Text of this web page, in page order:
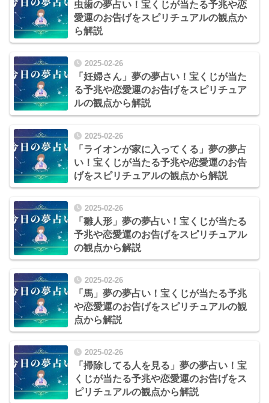
虫歯の夢占い！宝くじが当たる予兆や恋
愛運のお告げをスピリチュアルの観点か
ら解説
2025-02-26
「妊婦さん」夢の夢占い！宝くじが当た
る予兆や恋愛運のお告げをスピリチュア
ルの観点から解説
2025-02-26
「ライオンが家に入ってくる」夢の夢占
い！宝くじが当たる予兆や恋愛運のお告
げをスピリチュアルの観点から解説
2025-02-26
「雛人形」夢の夢占い！宝くじが当たる
予兆や恋愛運のお告げをスピリチュアル
の観点から解説
2025-02-26
「馬」夢の夢占い！宝くじが当たる予兆
や恋愛運のお告げをスピリチュアルの観
点から解説
2025-02-26
「掃除してる人を見る」夢の夢占い！宝
くじが当たる予兆や恋愛運のお告げをス
ピリチュアルの観点から解説